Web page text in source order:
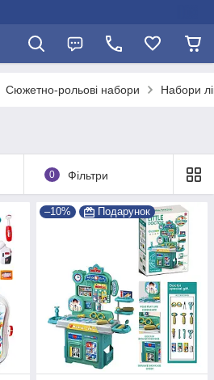
Сюжетно-рольові набори Набори
0 Фільтри
–10% Подарунок